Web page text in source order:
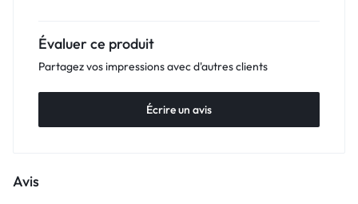
Évaluer ce produit
Partagez vos impressions avec d'autres clients
Écrire un avis
Avis